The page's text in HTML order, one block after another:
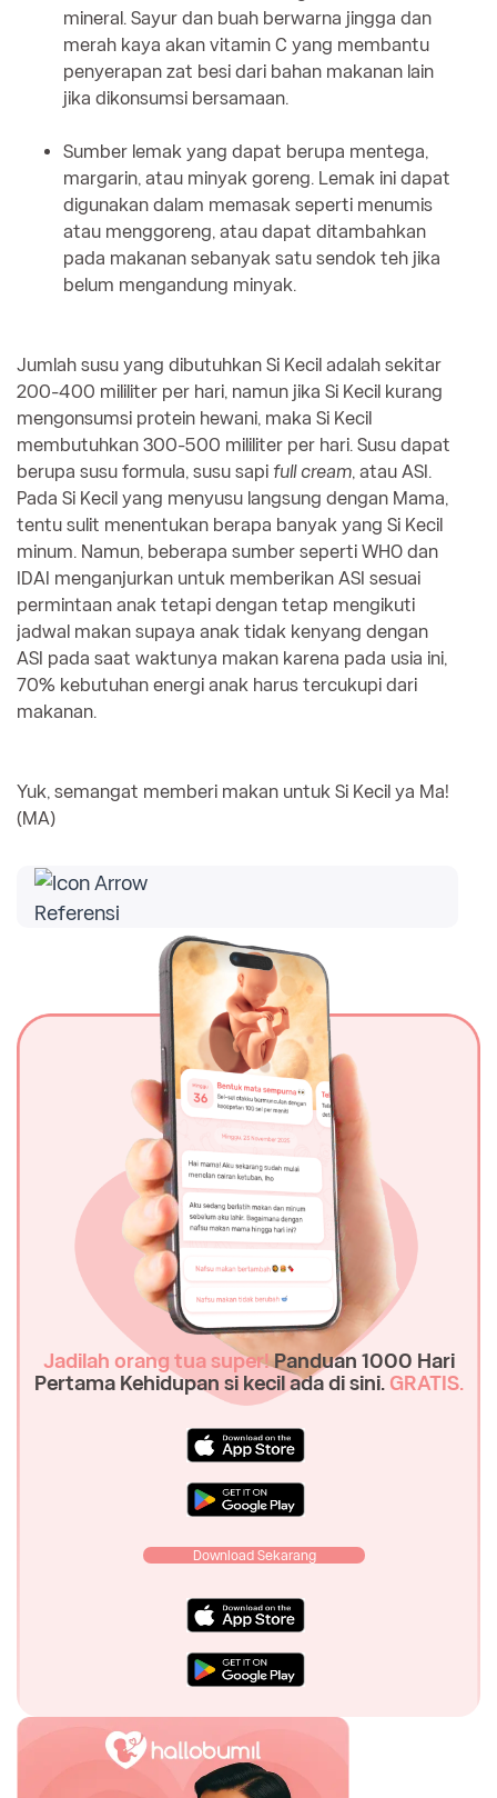
mineral. Sayur dan buah berwarna jingga dan
merah kaya akan vitamin C yang membantu
penyerapan zat besi dari bahan makanan lain
jika dikonsumsi bersamaan.
Sumber lemak yang dapat berupa mentega,
margarin, atau minyak goreng. Lemak ini dapat
digunakan dalam memasak seperti menumis
atau menggoreng, atau dapat ditambahkan
pada makanan sebanyak satu sendok teh jika
belum mengandung minyak.
Jumlah susu yang dibutuhkan Si Kecil adalah sekitar
200-400 mililiter per hari, namun jika Si Kecil kurang
mengonsumsi protein hewani, maka Si Kecil
membutuhkan 300-500 mililiter per hari. Susu dapat
berupa susu formula, susu sapi full cream, atau ASI.
Pada Si Kecil yang menyusu langsung dengan Mama,
tentu sulit menentukan berapa banyak yang Si Kecil
minum. Namun, beberapa sumber seperti WHO dan
IDAI menganjurkan untuk memberikan ASI sesuai
permintaan anak tetapi dengan tetap mengikuti
jadwal makan supaya anak tidak kenyang dengan
ASI pada saat waktunya makan karena pada usia ini,
70% kebutuhan energi anak harus tercukupi dari
makanan.
Yuk, semangat memberi makan untuk Si Kecil ya Ma!
(MA)
Referensi
Jadilah orang tua super!Panduan 1000 Hari
Pertama Kehidupan si kecil ada di sini. GRATIS.
Download Sekarang